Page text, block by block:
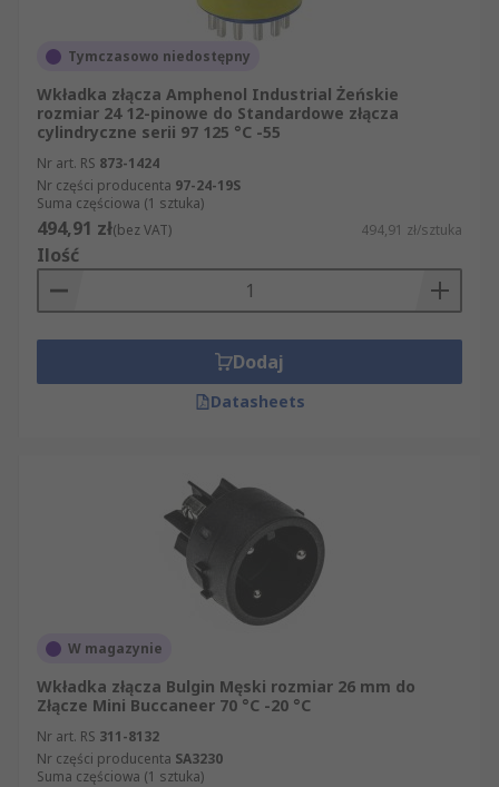
wszelkich starań, by oferowane przez nas
artykuły z kategorii Wtyczki miały najwyższą
bezpieczeństwa. Udostępniamy dokładne dane
techniczne na temat wszystkich produktów z
sekcji Złącza okrągłe, tak by przed zakupem mogli
Państwo sprawdzić, czy konkretny artykuł spełnia
Państwa oczekiwania. Nasza strona internetowa
jest prosta w obsłudze. Mogą Państwo zawęzić
wyniki wyszukiwania do konkretnej marki
artykułów z kategorii Wtyczki. Mogą Państwo
marki produktu, ale także według jego nazwy,
producenta czy dostępności w magazynie. Oprócz
artykułów z sekcji Wtyczki mogą Państwo
oferty artykułów z grupy Elektronika, zasilacze i
złącza wchodzą m.in. części z działów Złącza i
Złącza. Wszystkie zamówione produkty
dostarczamy Państwu w sposób błyskawiczny i
Tymczasowo niedostępny
Wkładka złącza Amphenol Industrial Żeńskie
rozmiar 24 12-pinowe do Standardowe złącza
cylindryczne serii 97 125 °C -55
Nr art. RS 873-1424
Nr części producenta 97-24-19S
Suma częściowa (1 sztuka)
494,91 zł(bez VAT) 494,91 zł/sztuka
Ilość
Dodaj
Datasheets
W magazynie
Wkładka złącza Bulgin Męski rozmiar 26 mm do
Złącze Mini Buccaneer 70 °C -20 °C
Nr art. RS 311-8132
Nr części producenta SA3230
Suma częściowa (1 sztuka)